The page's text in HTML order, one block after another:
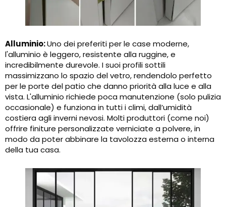
Alluminio:Uno dei preferiti per le case moderne,
l'alluminio è leggero, resistente alla ruggine, e
incredibilmente durevole. I suoi profili sottili
massimizzano lo spazio del vetro, rendendolo perfetto
per le porte del patio che danno priorità alla luce e alla
vista. L'alluminio richiede poca manutenzione (solo pulizia
occasionale) e funziona in tutti i climi, dall’umidità
costiera agli inverni nevosi. Molti produttori (come noi)
offrire finiture personalizzate verniciate a polvere, in
modo da poter abbinare la tavolozza esterna o interna
della tua casa.